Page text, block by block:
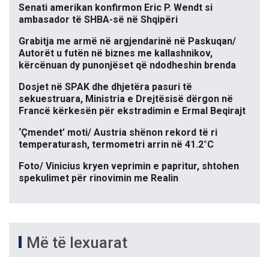
Senati amerikan konfirmon Eric P. Wendt si
ambasador të SHBA-së në Shqipëri
Grabitja me armë në argjendarinë në Paskuqan/
Autorët u futën në biznes me kallashnikov,
kërcënuan dy punonjëset që ndodheshin brenda
Dosjet në SPAK dhe dhjetëra pasuri të
sekuestruara, Ministria e Drejtësisë dërgon në
Francë kërkesën për ekstradimin e Ermal Beqirajt
‘Çmendet’ moti/ Austria shënon rekord të ri
temperaturash, termometri arrin në 41.2°C
Foto/ Vinicius kryen veprimin e papritur, shtohen
spekulimet për rinovimin me Realin
Më të lexuarat